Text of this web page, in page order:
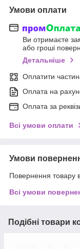
Умови оплати
Ви отримаєте
або гроші
Детальніше
Оплатити
Оплата на
Оплата за
Всі умови оплати
Умови
Повернення товару
Всі умови
Подібні товари